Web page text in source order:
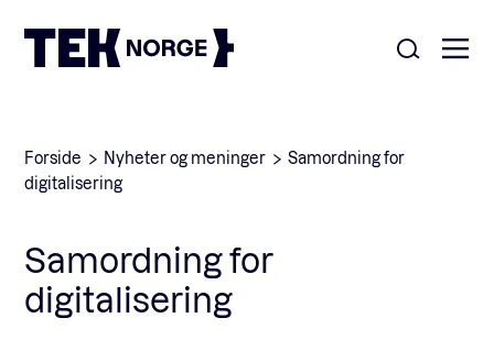
Om oss
Medlemskap
Nyheter
Møteplasser
POPULÆRE SØK:
Våre viktigste saker
Forside Nyheter og meninger
Samordning for
digitalisering
Samordning for
digitalisering